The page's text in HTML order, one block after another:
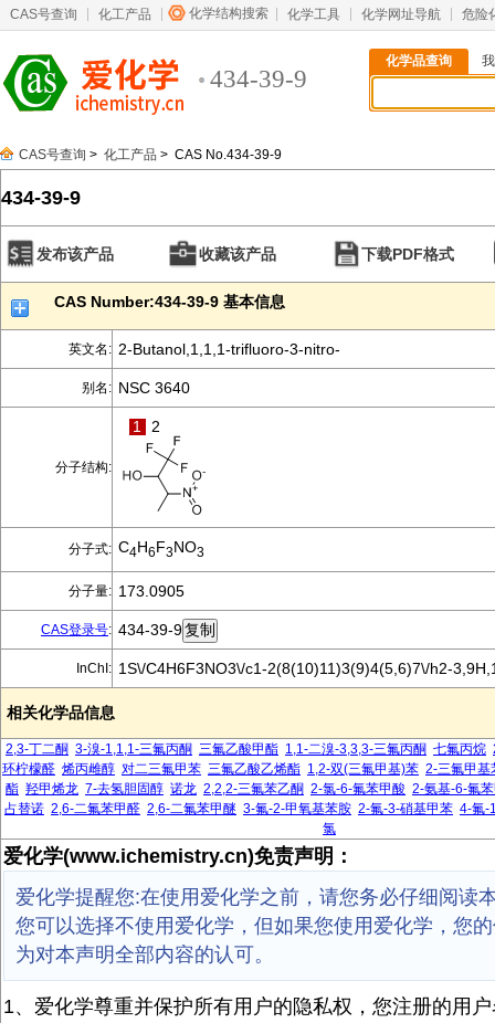
CAS号查询 化工产品 化学结构搜索 化学工具 化学网址导航 危险
434-39-9
化学品查询
CAS号查询 > 化工产品 > CAS No.434-39-9
434-39-9
发布该产品 收藏该产品 下载PDF格式
CAS Number:434-39-9 基本信息
英文名: 2-Butanol,1,1,1-trifluoro-3-nitro-
别名: NSC 3640
分子结构:
1 2
分子式: C4H6F3NO3
分子量: 173.0905
CAS登录号: 434-39-9
InChI: 1S\/C4H6F3NO3\/c1-2(8(10)11)3(9)4(5,6)7\/h2-
相关化学品信息
2,3-丁二酮 3-溴-1,1,1-三氟丙酮 三氟乙酸甲酯 1,1-二溴-3,3,3-三氟丙酮 七氟丙烷
环柠檬醛 烯丙雌醇 对二三氟甲苯 三氟乙酸乙烯酯 1,2-双(三氟甲基)苯 2-三氟甲基
酯 羟甲烯龙 7-去氢胆固醇 诺龙 2,2,2-三氟苯乙酮 2-氯-6-氟苯甲酸 2-氨基-6-氟
占替诺 2,6-二氟苯甲醛 2,6-二氟苯甲醚 3-氟-2-甲氧基苯胺 2-氟-3-硝基甲苯 4-氟-
氯
爱化学(www.ichemistry.cn)免责声明：
爱化学提醒您:在使用爱化学之前，请您务必仔细阅读
您可以选择不使用爱化学，但如果您使用爱化学，您
为对本声明全部内容的认可。
1、爱化学尊重并保护所有用户的隐私权，您注册的用